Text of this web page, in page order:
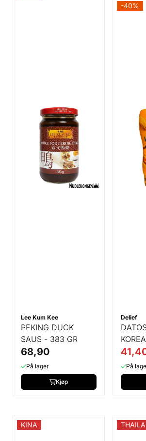
Lee Kum Kee
PEKING DUCK
SAUS - 383 GR
68,90
På lager
Kjøp
-40%
Delief
300
På
KINA